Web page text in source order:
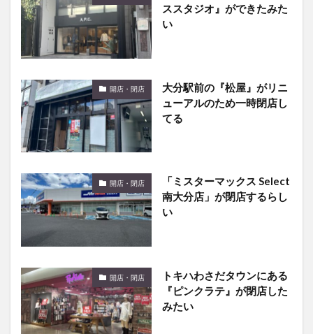
ススタジオ』ができたみた
い
開店・閉店
大分駅前の『松屋』がリニ
ューアルのため一時閉店し
てる
開店・閉店
「ミスターマックス Select
南大分店」が閉店するらし
い
開店・閉店
トキハわさだタウンにある
『ピンクラテ』が閉店した
みたい